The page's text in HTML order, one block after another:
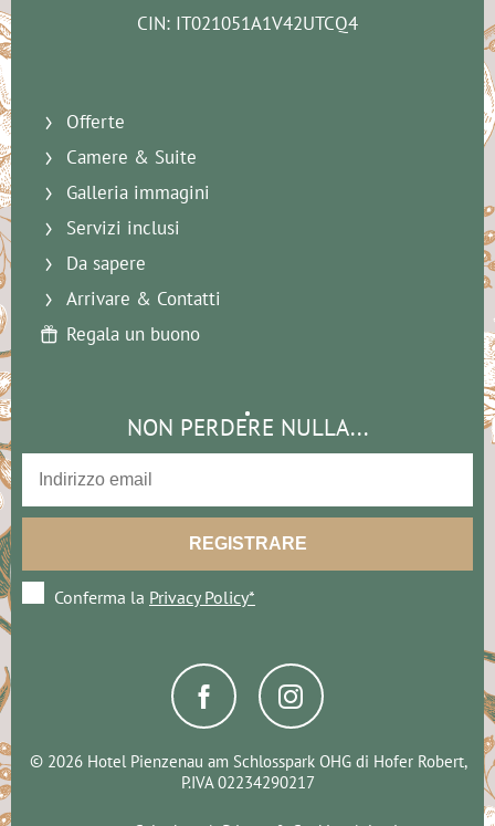
CIN: IT021051A1V42UTCQ4
Offerte
Camere & Suite
Galleria immagini
Servizi inclusi
Da sapere
Arrivare & Contatti
Regala un buono
NON PERDERE NULLA...
Conferma la Privacy Policy*
© 2026 Hotel Pienzenau am Schlosspark OHG di Hofer Robert,
P.IVA 02234290217